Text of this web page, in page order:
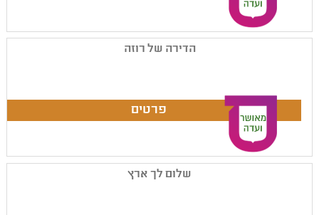
הדירה של רוזה
שלום לך ארץ